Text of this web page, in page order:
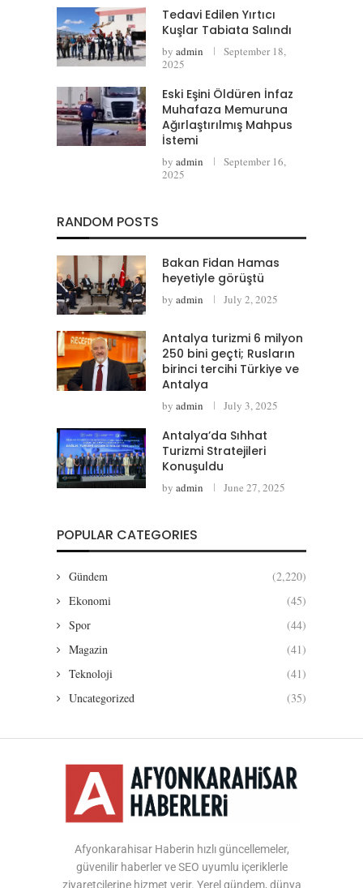
Tedavi Edilen Yırtıcı
Kuşlar Tabiata Salındı
by admin
September 18,
2025
Eski Eşini Öldüren İnfaz
Muhafaza Memuruna
Ağırlaştırılmış Mahpus
İstemi
by admin
September 16,
2025
RANDOM POSTS
Bakan Fidan Hamas
heyetiyle görüştü
by admin July 2, 2025
Antalya turizmi 6 milyon
250 bini geçti; Rusların
birinci tercihi Türkiye ve
Antalya
by admin July 3, 2025
Antalya’da Sıhhat
Turizmi Stratejileri
Konuşuldu
by admin June 27, 2025
POPULAR CATEGORIES
Gündem
(2,220)
Ekonomi
(45)
Spor
(44)
Magazin
(41)
Teknoloji
(41)
Uncategorized
(35)
Afyonkarahisar Haberin hızlı güncellemeler,
güvenilir haberler ve SEO uyumlu içeriklerle
ziyaretçilerine hizmet verir. Yerel gündem, dünya